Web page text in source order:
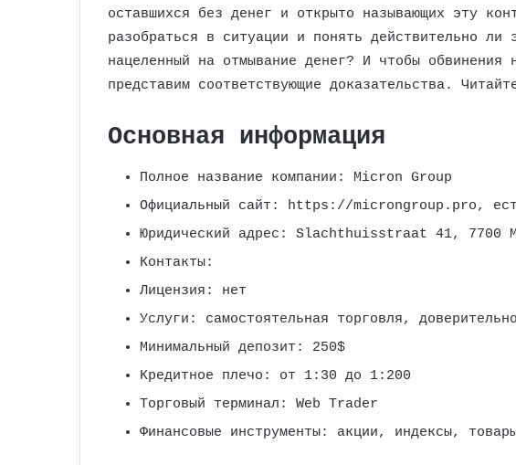
оставшихся без денег и открыто называющих эту
разобраться в ситуации и понять действительно ли
нацеленный на отмывание денег? И чтобы обвинения
представим соответствующие доказательства.
Основная информация
Полное название компании: Micron Group
Официальный сайт: https://microngroup.pro,
Юридический адрес: Slachthuisstraat 41, 7700
Контакты:
Лицензия: нет
Услуги: самостоятельная торговля,
Минимальный депозит: 250$
Кредитное плечо: от 1:30 до 1:200
Торговый терминал: Web Trader
Финансовые инструменты: акции, индексы,